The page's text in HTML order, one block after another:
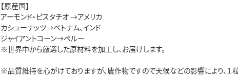
【原産国】
アーモンド・ピスタチオ →アメリカ
カシューナッツ→ベトナム、インド
ジャイアントコーン→ペルー
※世界中から厳選した原材料を加工し、お届けします。
※品質維持を心がけておりますが、農作物ですので天候などの影響により、１